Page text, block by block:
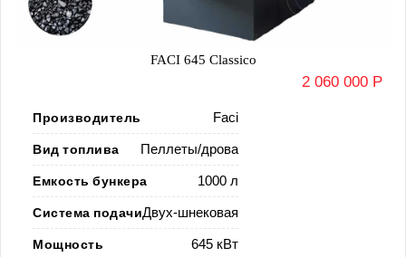
FACI 645 Classico
2 060 000 Р
Производитель Faci
Вид топлива Пеллеты/дрова
Емкость бункера 1000 л
Система подачиДвух-шнековая
Мощность 645 кВт